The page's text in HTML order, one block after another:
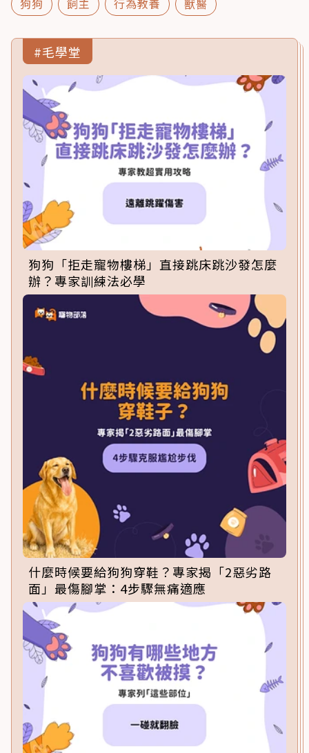
#毛學堂
狗狗「拒走寵物樓梯」直接跳床跳沙發怎麼
辦？專家訓練法必學
什麼時候要給狗狗穿鞋？專家揭「2惡劣路
面」最傷腳掌：4步驟無痛適應